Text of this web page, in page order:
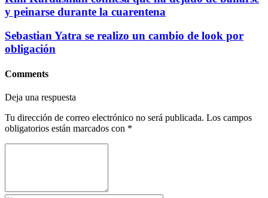
y peinarse durante la cuarentena
Sebastian Yatra se realizo un cambio de look por
obligación
Comments
Deja una respuesta
Tu dirección de correo electrónico no será publicada. Los campos
obligatorios están marcados con *